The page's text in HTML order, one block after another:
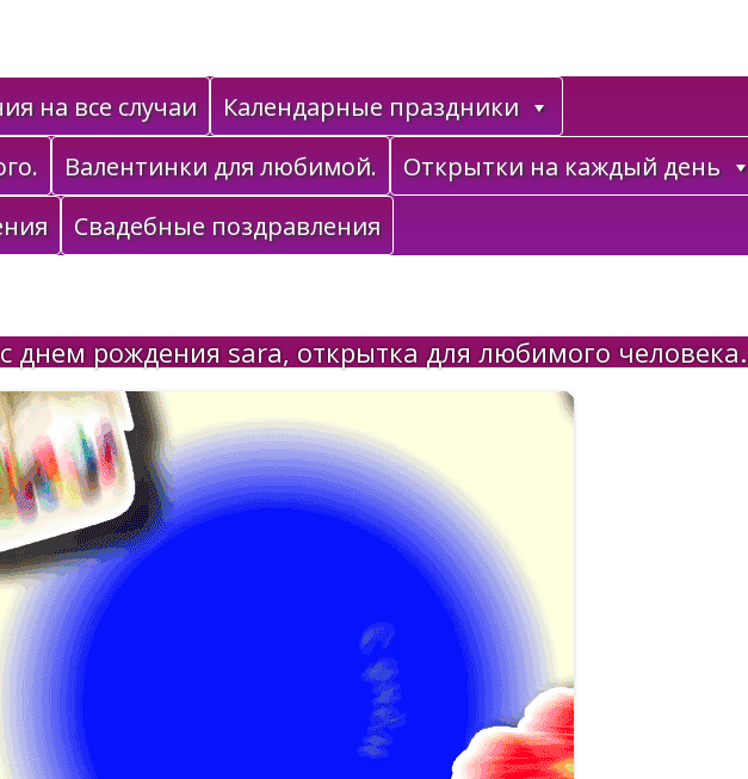
на все случаи
Календарные праздники
Валентинки для любимой.
Открытки на каждый день
Свадебные поздравления
днем рождения sara, открытка для любимого человека.